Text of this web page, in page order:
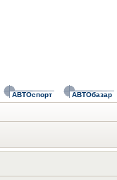
АВТОспорт АВТОбазар